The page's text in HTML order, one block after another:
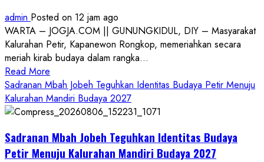
admin Posted on 12 jam ago
WARTA – JOGJA.COM || GUNUNGKIDUL, DIY – Masyarakat
Kalurahan Petir, Kapanewon Rongkop, memeriahkan secara
meriah kirab budaya dalam rangka...
Read More
more
about
Bersama
Gunungkidul
Antusiasme
Sadranan Mbah Jobeh Teguhkan Identitas Budaya Petir Menuju
Kalurahan Mandiri Budaya 2027
Sadranan Mbah Jobeh Teguhkan Identitas Budaya
Petir Menuju Kalurahan Mandiri Budaya 2027